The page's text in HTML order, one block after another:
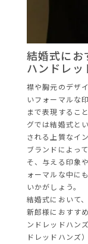
結婚式にお
ハンドレッ
襟や胸元のデザ
いフォーマルな
まで表現するこ
グでは結婚式と
される上質なイ
ブランドによっ
そ、与える印象
ォーマルな中に
いかがしょう。
結婚式において
新郎様におすす
ンドレッドハン
ドレッドハンズ